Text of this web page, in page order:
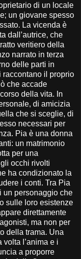
di un locale
un giovane spesso
La vicenda è
dall’autrice, che
veritiero della
narrato in terza
delle parti in
raccontano il proprio
che accade
della vita. In
di amicizia
che si sceglie, di
necessari per
Pia è una donna
un matrimonio
per una
occhi rivolti
ha condizionato la
i conti. Tra Pia
un personaggio che
sulle loro esistenze
direttamente
ma non per
della trama. Una
l’anima e i
a proporre